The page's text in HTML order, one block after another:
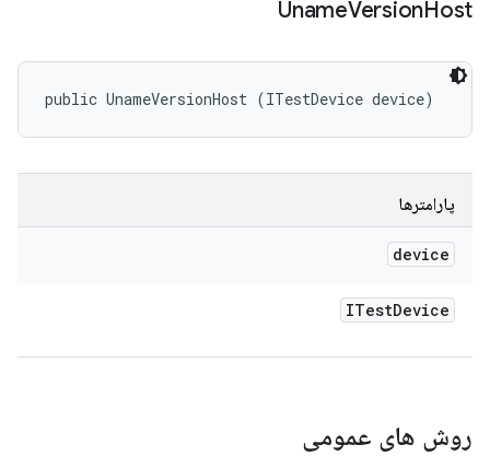
UnameVersionHost
public UnameVersionHost (ITestDevice device)
پارامترها
device
ITestDevice
روش های عمومی